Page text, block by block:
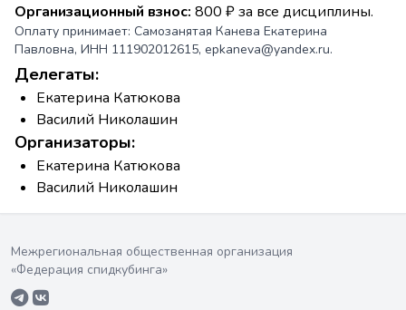
Организационный взнос: 800 ₽ за все дисциплины.
Оплату принимает: Самозанятая Канева Екатерина
Павловна, ИНН 111902012615, epkaneva@yandex.ru.
Делегаты:
Екатерина Катюкова
Василий Николашин
Организаторы:
Екатерина Катюкова
Василий Николашин
Межрегиональная общественная организация
«Федерация спидкубинга»